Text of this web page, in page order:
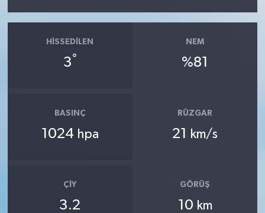
HISSEDILEN
3°
NEM
%81
BASINÇ
1024 hpa
RÜZGAR
21 km/s
ÇIY
3.2
GÖRÜŞ
10 km